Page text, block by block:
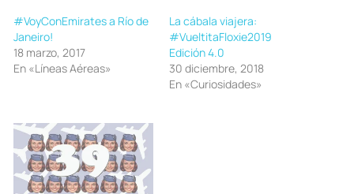
#VoyConEmirates a Río de
Janeiro!
18 marzo, 2017
En «Líneas Aéreas»
La cábala viajera:
#VueltitaFloxie2019
Edición 4.0
30 diciembre, 2018
En «Curiosidades»